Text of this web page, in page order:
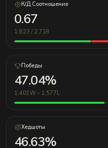
К/Д Соотношение
0.67
1,823 / 2,718
Победы
47.04%
1,401W – 1,577L
Хедшоты
46.63%